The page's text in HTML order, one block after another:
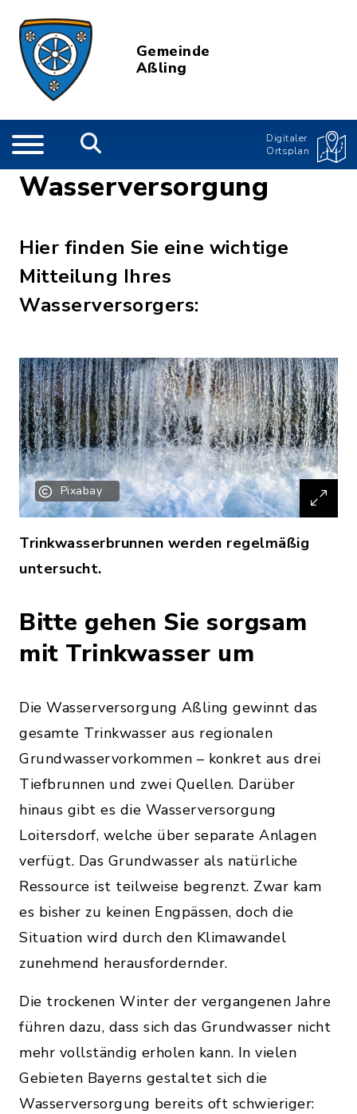
Gemeinde
Aßling
Digitaler
Ortsplan
Wasserversorgung
Hier finden Sie eine wichtige
Mitteilung Ihres
Wasserversorgers:
Pixabay
Trinkwasserbrunnen werden regelmäßig
untersucht.
Bitte gehen Sie sorgsam
mit Trinkwasser um
Die Wasserversorgung Aßling gewinnt das
gesamte Trinkwasser aus regionalen
Grundwasservorkommen – konkret aus drei
Tiefbrunnen und zwei Quellen. Darüber
hinaus gibt es die Wasserversorgung
Loitersdorf, welche über separate Anlagen
verfügt. Das Grundwasser als natürliche
Ressource ist teilweise begrenzt. Zwar kam
es bisher zu keinen Engpässen, doch die
Situation wird durch den Klimawandel
zunehmend herausfordernder.
Die trockenen Winter der vergangenen Jahre
führen dazu, dass sich das Grundwasser nicht
mehr vollständig erholen kann. In vielen
Gebieten Bayerns gestaltet sich die
Wasserversorgung bereits oft schwieriger: